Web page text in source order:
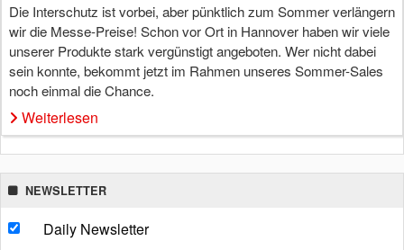
Die Interschutz ist vorbei, aber pünktlich zum Sommer verlängern
wir die Messe-Preise! Schon vor Ort in Hannover haben wir viele
unserer Produkte stark vergünstigt angeboten. Wer nicht dabei
sein konnte, bekommt jetzt im Rahmen unseres Sommer-Sales
noch einmal die Chance.
Weiterlesen
NEWSLETTER
Daily Newsletter